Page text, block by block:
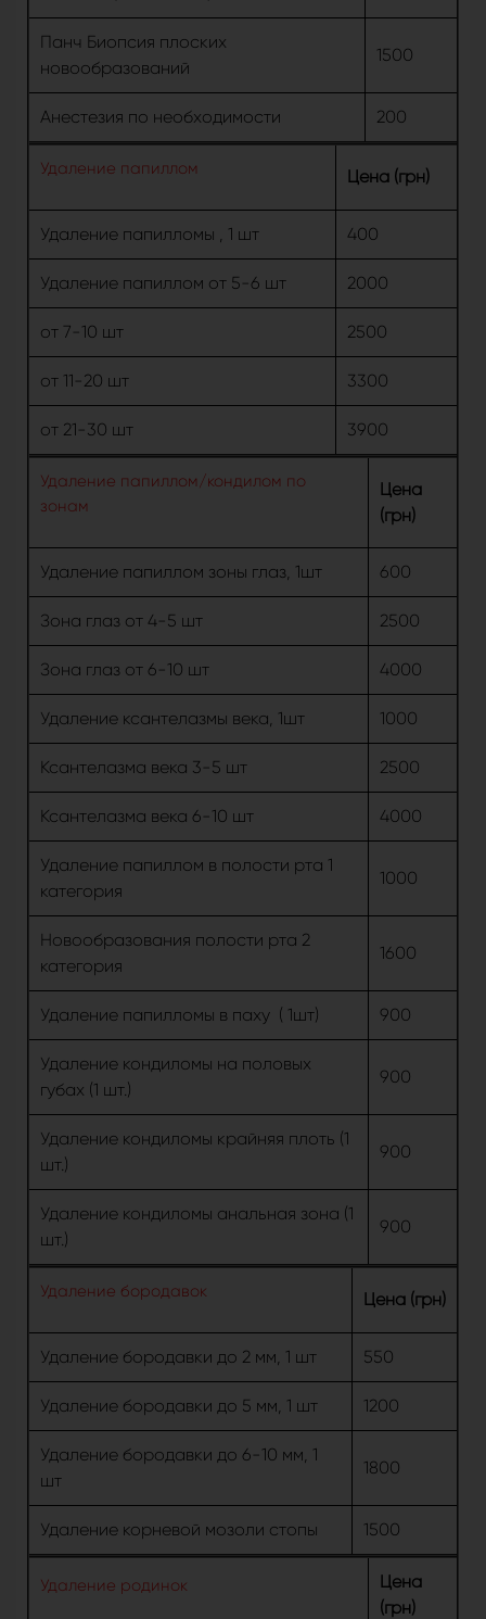
Панч Биопсия плоских
новообразований
1500
Анестезия по необходимости 200
Удаление папиллом Цена (грн)
Удаление папилломы , 1 шт 400
Удаление папиллом от 5-6 шт 2000
от 7-10 шт 2500
от 11-20 шт 3300
от 21-30 шт 3900
Удаление папиллом/кондилом по
зонам
Цена
(грн)
Удаление папиллом зоны глаз, 1шт 600
Зона глаз от 4-5 шт 2500
Зона глаз от 6-10 шт 4000
Удаление ксантелазмы века, 1шт 1000
Ксантелазма века 3-5 шт 2500
Ксантелазма века 6-10 шт 4000
Удаление папиллом в полости рта 1
категория
1000
Новообразования полости рта 2
категория
1600
Удаление папилломы в паху ( 1шт) 900
Удаление кондиломы на половых
губах (1 шт.)
900
Удаление кондиломы крайняя плоть (1
шт.)
900
Удаление кондиломы анальная зона (1
шт.)
900
Удаление бородавок Цена (грн)
Удаление бородавки до 2 мм, 1 шт 550
Удаление бородавки до 5 мм, 1 шт 1200
Удаление бородавки до 6-10 мм, 1
шт
1800
Удаление корневой мозоли стопы 1500
Удаление родинок
Цена
(грн)